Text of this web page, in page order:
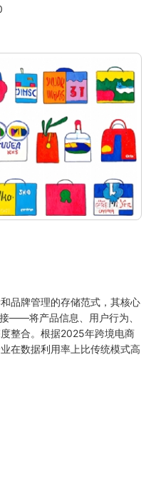
品牌管理的存储范式，其核心
——将产品信息、用户行为、
整合。根据2025年跨境电商
在数据利用率上比传统模式高